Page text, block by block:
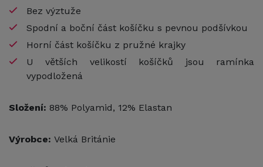
Bez výztuže
Spodní a boční část košíčku s pevnou podšívkou
Horní část košíčku z pružné krajky
U větších velikostí košíčků jsou ramínka
vypodložená
Složení: 88% Polyamid, 12% Elastan
Výrobce: Velká Británie